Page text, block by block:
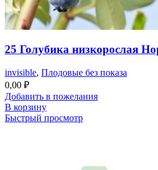
25 Голубика низкорослая
invisible, Плодовые без показа
0,00 ₽
Добавить в пожелания
В корзину
Быстрый просмотр